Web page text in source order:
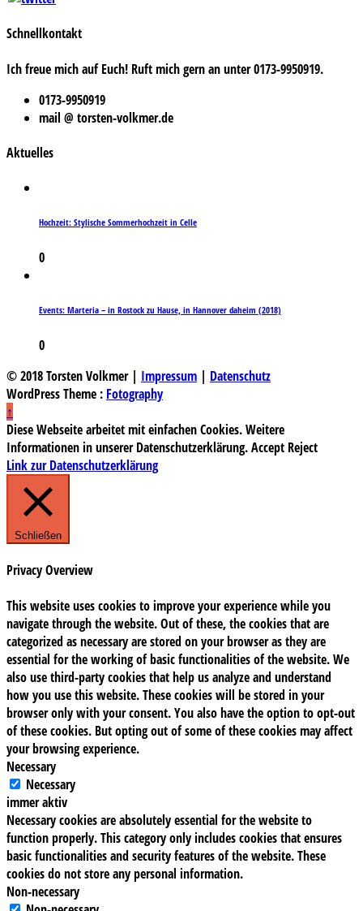
Schnellkontakt
Ich freue mich auf Euch! Ruft mich gern an unter 0173-9950919.
0173-9950919
mail @ torsten-volkmer.de
Aktuelles
Hochzeit: Stylische Sommerhochzeit in Celle
0
Events: Marteria – in Rostock zu Hause, in Hannover daheim (2018)
0
© 2018 Torsten Volkmer | Impressum | Datenschutz
WordPress Theme : Fotography
↑
Diese Webseite arbeitet mit einfachen Cookies. Weitere
Informationen in unserer Datenschutzerklärung.Accept Reject
Link zur Datenschutzerklärung
Schließen
Privacy Overview
This website uses cookies to improve your experience while you
navigate through the website. Out of these, the cookies that are
categorized as necessary are stored on your browser as they are
essential for the working of basic functionalities of the website. We
also use third-party cookies that help us analyze and understand
how you use this website. These cookies will be stored in your
browser only with your consent. You also have the option to opt-out
of these cookies. But opting out of some of these cookies may affect
your browsing experience.
Necessary
Necessary
immer aktiv
Necessary cookies are absolutely essential for the website to
function properly. This category only includes cookies that ensures
basic functionalities and security features of the website. These
cookies do not store any personal information.
Non-necessary